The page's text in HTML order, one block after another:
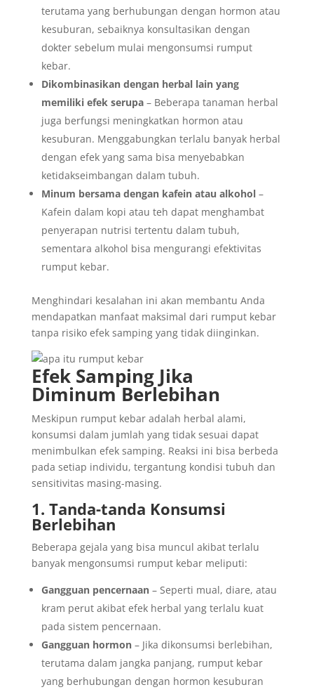
terutama yang berhubungan dengan hormon atau
kesuburan, sebaiknya konsultasikan dengan
dokter sebelum mulai mengonsumsi rumput
kebar.
Dikombinasikan dengan herbal lain yang
memiliki efek serupa– Beberapa tanaman herbal
juga berfungsi meningkatkan hormon atau
kesuburan. Menggabungkan terlalu banyak herbal
dengan efek yang sama bisa menyebabkan
ketidakseimbangan dalam tubuh.
Minum bersama dengan kafein atau alkohol–
Kafein dalam kopi atau teh dapat menghambat
penyerapan nutrisi tertentu dalam tubuh,
sementara alkohol bisa mengurangi efektivitas
rumput kebar.
Menghindari kesalahan ini akan membantu Anda
mendapatkan manfaat maksimal dari rumput kebar
tanpa risiko efek samping yang tidak diinginkan.
Efek Samping Jika
Diminum Berlebihan
Meskipun rumput kebar adalah herbal alami,
konsumsi dalam jumlah yang tidak sesuai dapat
menimbulkan efek samping. Reaksi ini bisa berbeda
pada setiap individu, tergantung kondisi tubuh dan
sensitivitas masing-masing.
1. Tanda-tanda Konsumsi
Berlebihan
Beberapa gejala yang bisa muncul akibat terlalu
banyak mengonsumsi rumput kebar meliputi:
Gangguan pencernaan– Seperti mual, diare, atau
kram perut akibat efek herbal yang terlalu kuat
pada sistem pencernaan.
Gangguan hormon– Jika dikonsumsi berlebihan,
terutama dalam jangka panjang, rumput kebar
yang berhubungan dengan hormon kesuburan